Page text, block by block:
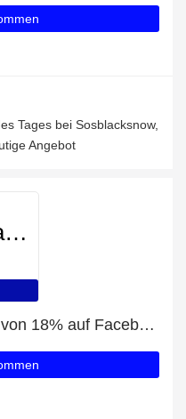
Tages bei Sosblacksnow,
Angebot
Sosblacksnow
Erhalten Sie einen Rabatt von 18% auf Facebook-Likes